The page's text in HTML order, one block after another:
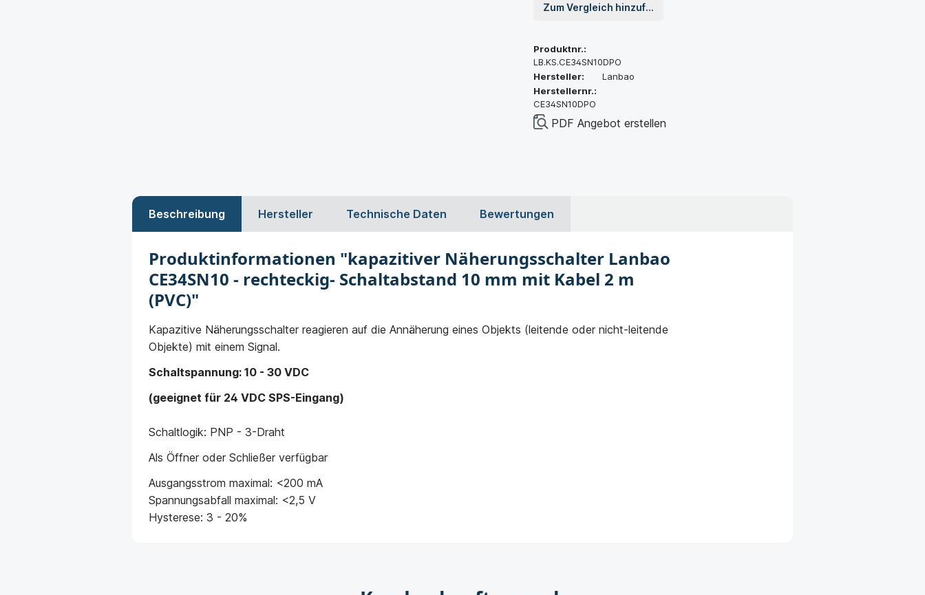
Zum Vergleich hinzufügen
Produktnr.:
LB.KS.CE34SN10DPO
Hersteller:
Lanbao
Herstellernr.:
CE34SN10DPO
PDF Angebot erstellen
Beschreibung Hersteller Technische Daten Bewertungen
Produktinformationen "kapazitiver Näherungsschalter Lanbao
CE34SN10 - rechteckig- Schaltabstand 10 mm mit Kabel 2 m
(PVC)"
Kapazitive Näherungsschalter reagieren auf die Annäherung eines Objekts (leitende oder nicht-leitende
Objekte) mit einem Signal.
Schaltspannung: 10 - 30 VDC
(geeignet für 24 VDC SPS-Eingang)
Schaltlogik: PNP - 3-Draht
Als Öffner oder Schließer verfügbar
Ausgangsstrom maximal: <200 mA
Spannungsabfall maximal: <2,5 V
Hysterese: 3 - 20%